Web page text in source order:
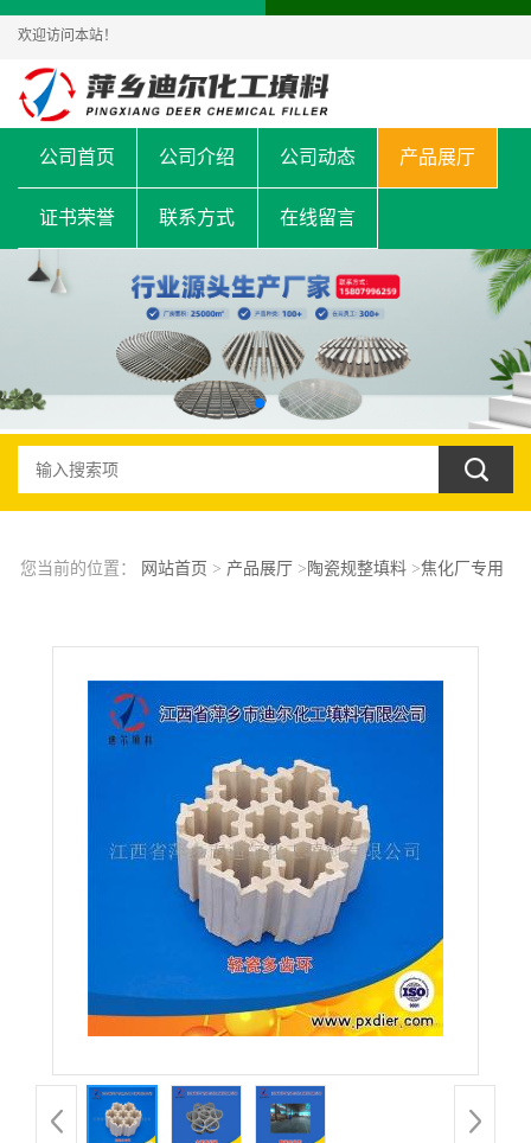
欢迎访问本站！
公司首页 公司介绍 公司动态 产品展厅
证书荣誉 联系方式 在线留言
您当前的位置： 网站首页 > 产品展厅> 陶瓷规整填料>焦化厂专用